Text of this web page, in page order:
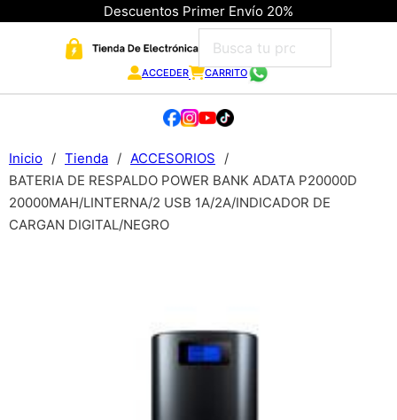
Descuentos Primer Envío 20%
ACCEDER CARRITO
Inicio / Tienda / ACCESORIOS
/
BATERIA DE RESPALDO POWER BANK ADATA P20000D
20000MAH/LINTERNA/2 USB 1A/2A/INDICADOR DE
CARGAN DIGITAL/NEGRO